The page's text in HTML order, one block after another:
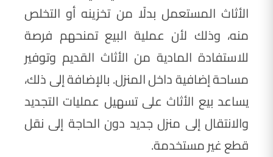
الأثاث المستعمل بدلًا من تخزينه أو التخلص
منه، وذلك لأن عملية البيع تمنحهم فرصة
للاستفادة المادية من الأثاث القديم وتوفير
مساحة إضافية داخل المنزل. بالإضافة إلى ذلك،
يساعد بيع الأثاث على تسهيل عمليات التجديد
والانتقال إلى منزل جديد دون الحاجة إلى نقل
قطع غير مستخدمة.